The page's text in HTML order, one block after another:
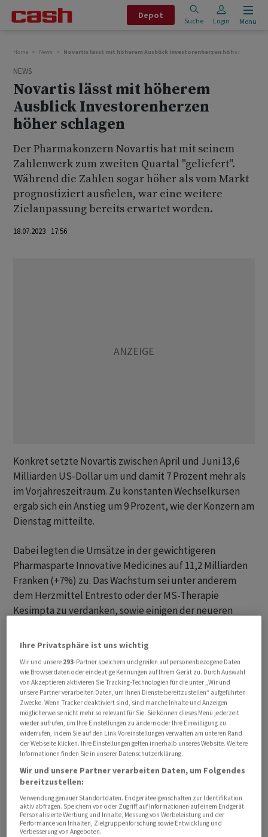
Depot
Suche Login Menu
Home News Novartis lässt mit höherem Ausblick Investorenherzen höher schlagen
NEWS
Novartis lässt mit höherem
Ausblick Investorenherzen
höher schlagen
Der Pharmakonzern Novartis hat mit seinem
Zahlenwerk zum zweiten Quartal "geliefert".
Während die Zahlen sogar höher als vom Markt
prognostiziert ausfielen, war eine weitere
Zielanpassung bereits erwartet worden.
18.07.2023 17:56
Konkret setzte Novartis zwischen April und Juni 13,6
Milliarden US-Dollar um und damit 7 Prozent mehr als
im Vorjahreszeitraum. Zu konstanten Wechselkursen
ergab sich ein Anstieg um 9 Prozent, wie der Konzern am
Dienstag mitteilte.
Dabei legten die Umsätze in der gewichtigeren
Pharmasparte Innovative Medicines auf 11,2 Milliarden
Franken (+7%) zu. Das Wachstum sei unter anderem
dem Herzmittel Entresto oder der MS-Therapie
Kesimpta zu verdanken, sowie einigen der neueren
Generikakonkurrenz bemerkbar, wie die um mehr als 50
Prozent rückläufigen Umsatzzahlen zeigen. Für
Entresto hingegen sei in diesem und im kommenden
Jahr nicht mit Generika-Konkurrenz zu rechnen,
bekräftigte Finanzchef Harry Kirsch im Gespräch mit
Journalisten. Kürzlich hatte der Konzern einen
Patentstreit für Entresto in den USA verloren, wogegen
Novartis allerdings Berufung einlegen wird.
Ihre Privatsphäre ist uns wichtig
Wir und unsere 293-Partner speichern und greifen auf personenbezogene Daten
wie Browserdaten oder eindeutige Kennungen auf Ihrem Gerät zu. Durch Auswahl
von Akzeptieren aktivieren Sie Tracking-Technologien für die unter „Wir und
unsere Partner verarbeiten Daten, um Ihnen Dienste bereitzustellen“ aufgeführten
Zwecke. Wenn Tracker deaktiviert sind, sind manche Inhalte und Anzeigen
möglicherweise nicht mehr so relevant für Sie. Sie können dieses Menü jederzeit
wieder aufrufen, um Ihre Einstellungen zu ändern oder Ihre Einwilligung zu
widerrufen, indem Sie auf den Link Voreinstellungen verwalten am unteren Rand
der Webseite klicken. Ihre Einstellungen gelten innerhalb unseres Website. Weitere
Informationen finden Sie in unserer Datenschutzerklärung.
Wir und unsere Partner verarbeiten Daten, um Folgendes
bereitzustellen:
Verwendung genauer Standortdaten. Endgeräteeigenschaften zur Identifikation
aktiv abfragen. Speichern von oder Zugriff auf Informationen auf einem Endgerät.
Personalisierte Werbung und Inhalte, Messung von Werbeleistung und der
Performance von Inhalten, Zielgruppenforschung sowie Entwicklung und
Verbesserung von Angeboten.